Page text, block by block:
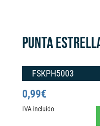
PUNTA
FSKPH5003
0,99€
IVA incluido